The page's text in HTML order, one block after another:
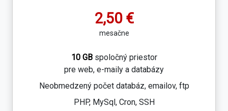
2,50 €
mesačne
10 GBspoločný priestor
pre web, e-maily a databázy
Neobmedzený počet databáz, emailov, ftp
PHP, MySql, Cron, SSH